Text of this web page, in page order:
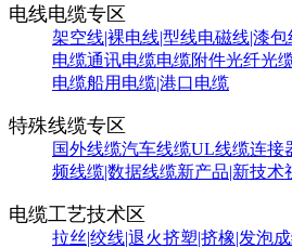
电线电缆专区
架空线|裸电线|型线电磁线|漆包
电缆通讯电缆电缆附件光纤光
电缆船用电缆|港口电缆
特殊线缆专区
国外线缆汽车线缆UL线缆连接
频线缆|数据线缆新产品|新技术
电缆工艺技术区
拉丝|绞线|退火挤塑|挤橡|发泡